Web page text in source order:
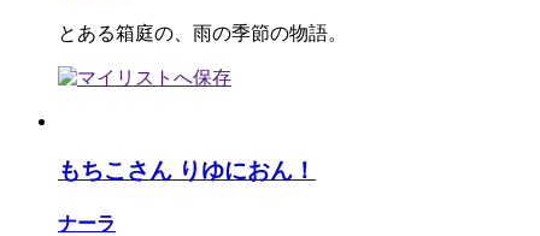
とある箱庭の、雨の季節の物語。
もちこさん りゆにおん！
ナーラ